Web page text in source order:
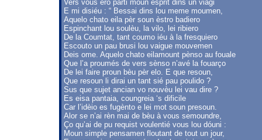
Vers vous èro parti moun esprit dins un viàgi
E mi disiéu : “ Bessai dins lou meme moumen,
Aquelo chato eila pèr soun èstro badiero
Espinchant lou soulèu, la vilo, lei ribiero
De la Coumtat, tant coumo iéu à la fresquiero
Escouto un pau brusi lou vaigue mouvemen
Deis ome. Aquelo chato eilamount pènso au fouale
Que l’a proumés de vers sènso n’avé la fouarço
De lei faire proun bèu pèr elo. E que resoun,
Que resoun li dirai un tant sié pau poulido ?
Sus que sujet ancian vo nouvèu lei vau dire ?
Es eisa pantaia, coungreia ‘s dificile
Car l’idèio es fugènto e lei mot soun presoun.
Alor se n’ai rèn mai de bèu à vous semoundre,
Ço qu’ai de pu requist voulentié vous lou dóuni :
Moun simple pensamen floutant de tout un jour,